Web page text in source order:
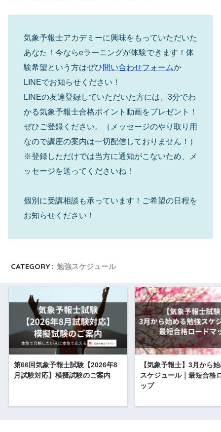
気象予報士アカデミーに興味をもっていただいた
あなた！今ならeラーニングが体験できます！体
験希望という方はぜひ問い合わせフォームか
LINEでお知らせください！
LINEの友達登録していただいた方には、3分でわ
かる気象予報士合格ポイント動画をプレゼント！
ぜひご登録ください。（メッセージのやり取り用
なので講座の案内は一切配信しておりません！）
※登録しただけでは当方に通知がこないため、メ
ッセージを送ってくださいね！
個別に受講相談も承っています！ご希望の日程を
お知らせください！
CATEGORY : 勉強スケジュール
第66回気象予報士試験【2026年8
月試験対応】模擬試験のご案内
【気象予報士】3月から
スケジュール｜最短合格
ップ